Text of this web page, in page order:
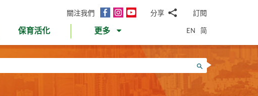
關注我們
面
InstagramYouTube分享
郵WhatsApp
微
信
面
書Twitter
LinkedIn
微
訂閱
保育活化 更多 EN 简
搜尋